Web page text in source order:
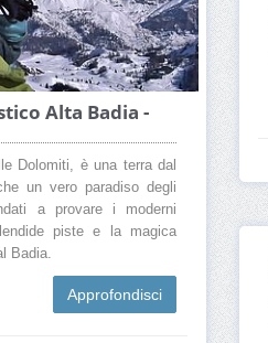
Alta Badia -
Dolomiti, è una terra dal
un vero paradiso degli
a provare i moderni
piste e la magica
Badia.
Approfondisci